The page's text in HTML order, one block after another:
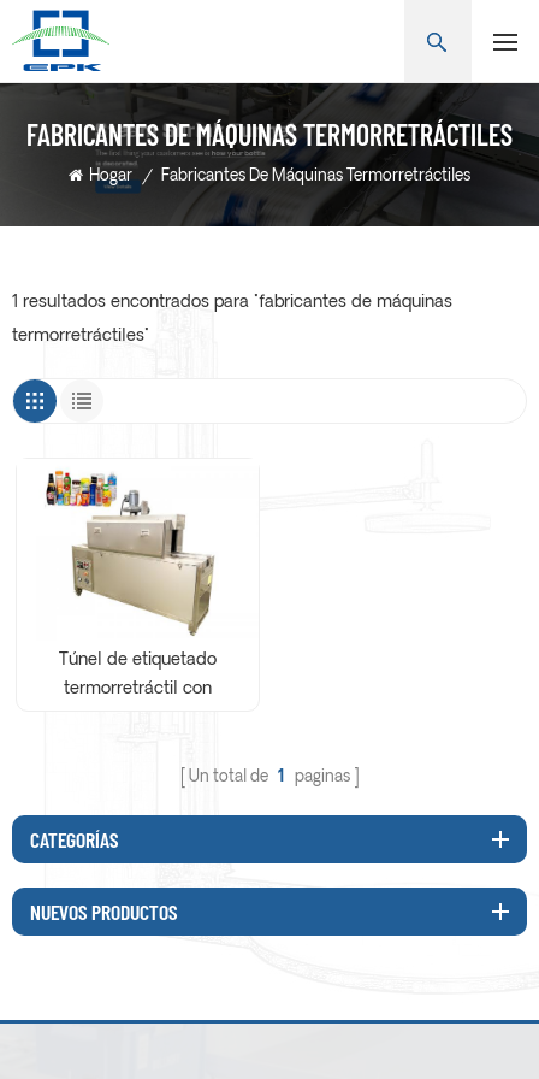
FABRICANTES DE MÁQUINAS TERMORRETRÁCTILES
Hogar / Fabricantes De Máquinas Termorretráctiles
1 resultados encontrados para "fabricantes de máquinas
termorretráctiles"
Túnel de etiquetado
termorretráctil con
Un total de 1 paginas
CATEGORÍAS
NUEVOS PRODUCTOS